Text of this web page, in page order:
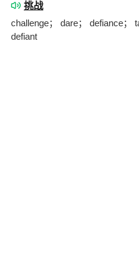
挑战
challenge； dare； defiance；
defiant